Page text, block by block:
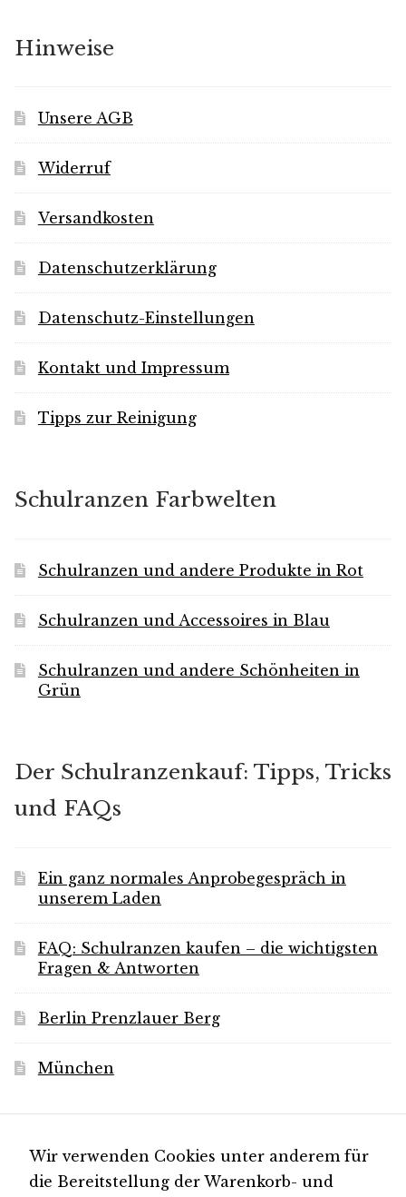
Hinweise
Unsere AGB
Widerruf
Versandkosten
Datenschutzerklärung
Datenschutz-Einstellungen
Kontakt und Impressum
Tipps zur Reinigung
Schulranzen Farbwelten
Schulranzen und andere Produkte in Rot
Schulranzen und Accessoires in Blau
Schulranzen und andere Schönheiten in
Grün
Der Schulranzenkauf: Tipps, Tricks
und FAQs
Ein ganz normales Anprobegespräch in
unserem Laden
FAQ: Schulranzen kaufen – die wichtigsten
Fragen & Antworten
Berlin Prenzlauer Berg
München
Für Neuigkeiten
Wir verwenden Cookies unter anderem für
die Bereitstellung der Warenkorb- und